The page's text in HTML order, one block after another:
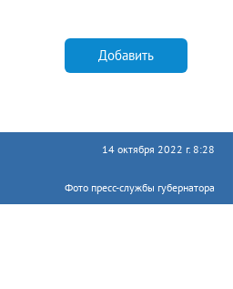
Добавить
14 октября 2022 г. 8:28
Фото пресс-службы губернатора